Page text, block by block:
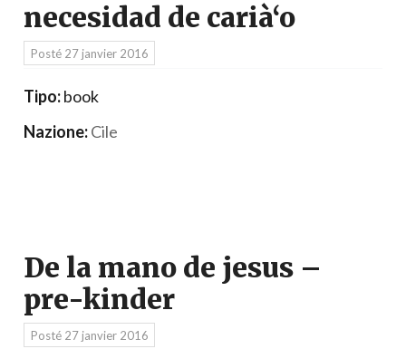
Ressources
necesidad de carià‘o
Posté 27 janvier 2016
Tipo:book
Nazione:Cile
De la mano de jesus –
pre-kinder
Posté 27 janvier 2016